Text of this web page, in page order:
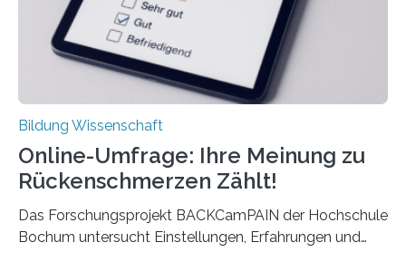
Bildung Wissenschaft
Online-Umfrage: Ihre Meinung zu
Rückenschmerzen Zählt!
Das Forschungsprojekt BACKCamPAIN der Hochschule
Bochum untersucht Einstellungen, Erfahrungen und